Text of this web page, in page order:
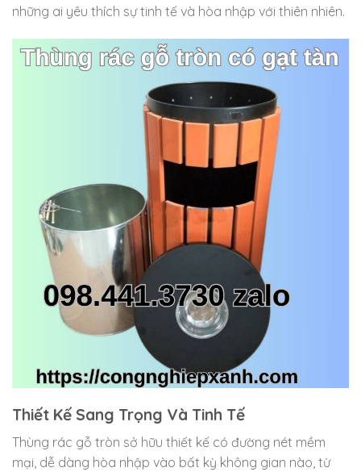
những ai yêu thích sự tinh tế và hòa nhập với thiên nhiên.
Thiết Kế Sang Trọng Và Tinh Tế
Thùng rác gỗ tròn sở hữu thiết kế có đường nét mềm
mại, dễ dàng hòa nhập vào bất kỳ không gian nào, từ